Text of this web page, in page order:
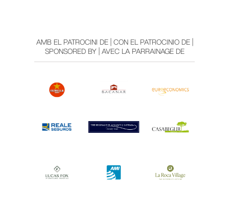
AMB EL PATROCINI DE | CON EL PATROCINIO DE |
SPONSORED BY | AVEC LA PARRAINAGE DE